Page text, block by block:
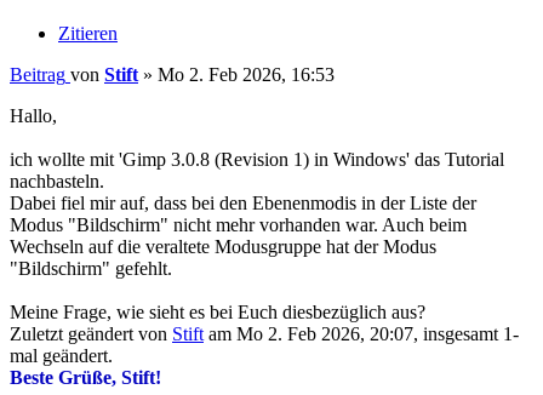
Zitieren
Beitrag von Stift » Mo 2. Feb 2026, 16:53
Hallo,
ich wollte mit 'Gimp 3.0.8 (Revision 1) in Windows' das Tutorial
nachbasteln.
Dabei fiel mir auf, dass bei den Ebenenmodis in der Liste der
Modus "Bildschirm" nicht mehr vorhanden war. Auch beim
Wechseln auf die veraltete Modusgruppe hat der Modus
"Bildschirm" gefehlt.
Meine Frage, wie sieht es bei Euch diesbezüglich aus?
Zuletzt geändert von Stift am Mo 2. Feb 2026, 20:07, insgesamt 1-
mal geändert.
Beste Grüße, Stift!